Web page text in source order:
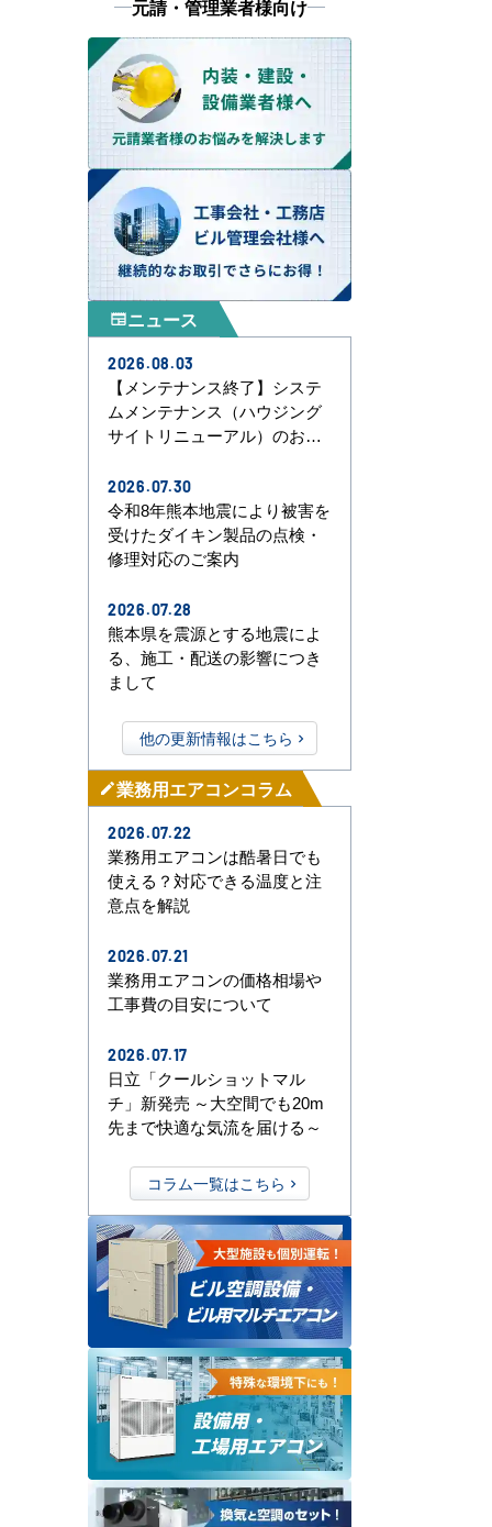
元請・管理業者様向け
newspaperニュース
2026.08.03
【メンテナンス終了】システ
ムメンテナンス（ハウジング
サイトリニューアル）のお知
2026.07.30
令和8年熊本地震により被害を
受けたダイキン製品の点検・
修理対応のご案内
2026.07.28
熊本県を震源とする地震によ
る、施工・配送の影響につき
まして
他の更新情報はこちら
mode_edit業務用エアコンコラム
2026.07.22
業務用エアコンは酷暑日でも
使える？対応できる温度と注
意点を解説
2026.07.21
業務用エアコンの価格相場や
工事費の目安について
2026.07.17
日立「クールショットマル
チ」新発売 ～大空間でも20m
先まで快適な気流を届ける～
コラム一覧はこちら